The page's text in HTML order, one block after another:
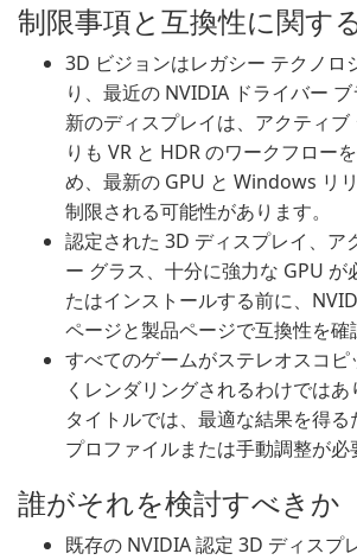
制限事項と互換性に関す
3D ビジョンはレガシー テクノロ
り、最近の NVIDIA ドライバー
新のディスプレイは、アクティブ
りも VR と HDR のワークフロー
め、最新の GPU と Windows リ
制限される可能性があります。
認定された 3D ディスプレイ、ア
ー グラス、十分に強力な GPU
たはインストールする前に、
ページと製品ページで互換性を確
すべてのゲームがステレオスコピ
くレンダリングされるわけでは
タイトルでは、最適な結果を得
プロファイルまたは手動調整が必
誰がそれを検討すべきか
既存の NVIDIA 認定 3D ディスプ